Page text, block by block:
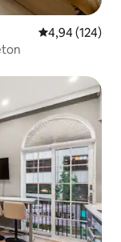
Calificación
4,94 (124)